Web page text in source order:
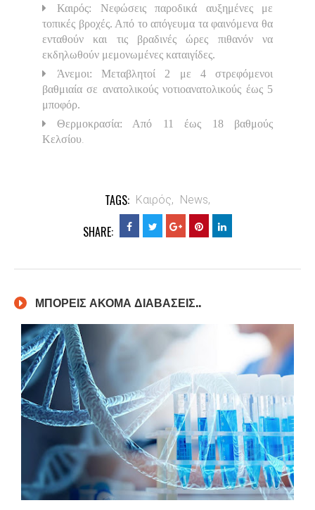
Καιρός: Νεφώσεις παροδικά αυξημένες με
τοπικές βροχές. Από το απόγευμα τα φαινόμενα θα
ενταθούν και τις βραδινές ώρες πιθανόν να
εκδηλωθούν μεμονωμένες καταιγίδες.
Άνεμοι: Μεταβλητοί 2 με 4 στρεφόμενοι
βαθμιαία σε ανατολικούς νοτιοανατολικούς έως 5
μποφόρ.
Θερμοκρασία: Από 11 έως 18 βαθμούς
Κελσίου
TAGS: Καιρός, News,
SHARE:
ΜΠΟΡΕΙΣ ΑΚΟΜΑ ΔΙΑΒΑΣΕΙΣ..